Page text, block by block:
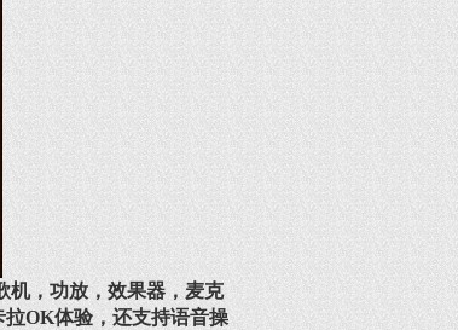
机，功放，效果器，麦克
OK体验，还支持语音操